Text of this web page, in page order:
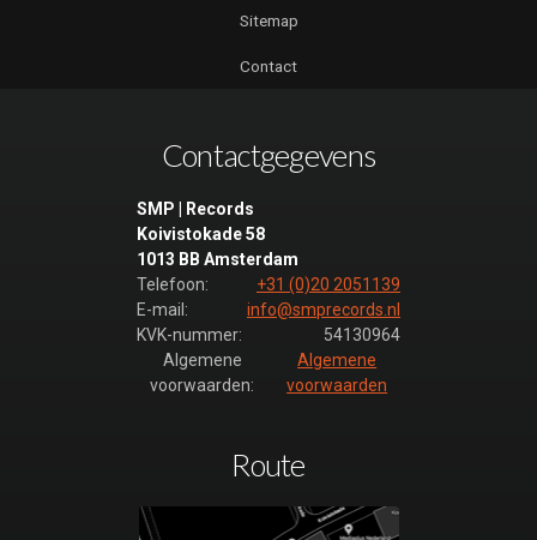
Sitemap
Contact
Contactgegevens
SMP | Records
Koivistokade 58
1013 BB Amsterdam
Telefoon:
+31 (0)20 2051139
E-mail:
info@smprecords.nl
KVK-nummer:
54130964
Algemene
voorwaarden:
Algemene
voorwaarden
Route